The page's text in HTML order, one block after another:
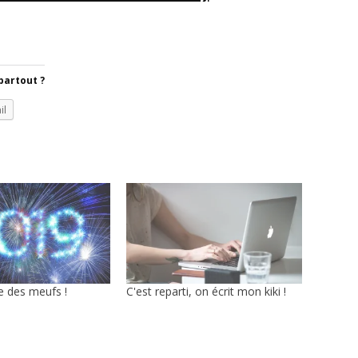
?
des meufs ! C'est reparti, on écrit mon kiki !